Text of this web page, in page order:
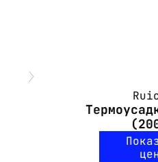
Толщина
усадки, мм